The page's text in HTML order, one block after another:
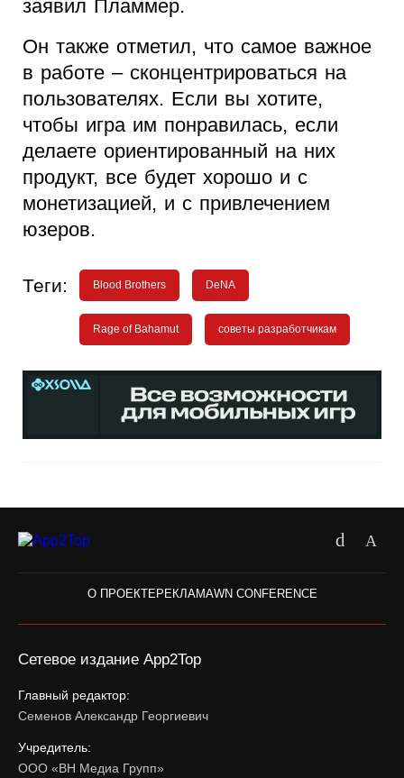
заявил Пламмер.
Он также отметил, что самое важное
в работе – сконцентрироваться на
пользователях. Если вы хотите,
чтобы игра им понравилась, если
делаете ориентированный на них
продукт, все будет хорошо и с
монетизацией, и с привлечением
юзеров.
Теги: Blood Brothers DeNA
Rage of Bahamut советы разработчикам
О ПРОЕКТЕРЕКЛАМАWN CONFERENCE
Сетевое издание App2Top
Главный редактор:
Семенов Александр Георгиевич
Учредитель:
ООО «ВН Медиа Групп»